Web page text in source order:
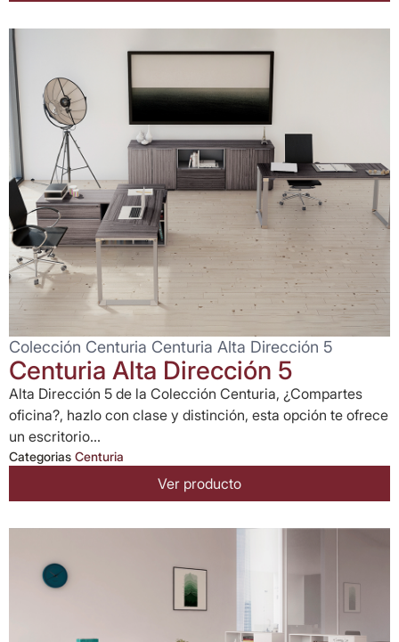
Colección Centuria Centuria Alta Dirección 5
Centuria Alta Dirección 5
Alta Dirección 5 de la Colección Centuria, ¿Compartes
oficina?, hazlo con clase y distinción, esta opción te ofrece
un escritorio...
Categorias Centuria
Ver producto